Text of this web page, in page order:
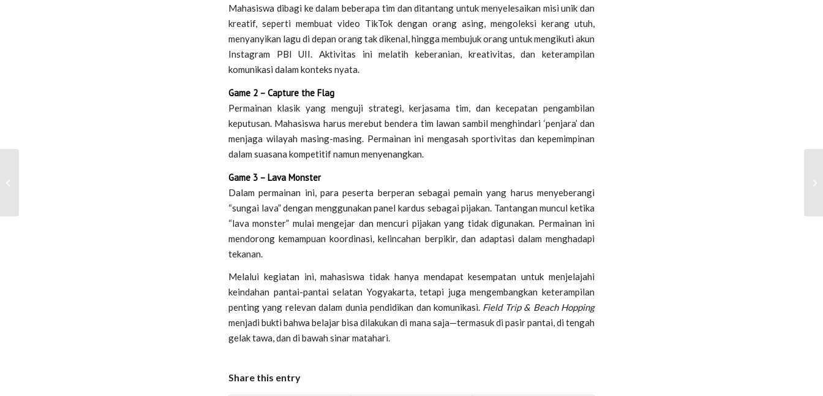
Mahasiswa dibagi ke dalam beberapa tim dan ditantang untuk menyelesaikan misi unik dan
kreatif, seperti membuat video TikTok dengan orang asing, mengoleksi kerang utuh,
menyanyikan lagu di depan orang tak dikenal, hingga membujuk orang untuk mengikuti akun
Instagram PBI UII. Aktivitas ini melatih keberanian, kreativitas, dan keterampilan
komunikasi dalam konteks nyata.
Game 2 – Capture the Flag
Permainan klasik yang menguji strategi, kerjasama tim, dan kecepatan pengambilan
keputusan. Mahasiswa harus merebut bendera tim lawan sambil menghindari ‘penjara’ dan
menjaga wilayah masing-masing. Permainan ini mengasah sportivitas dan kepemimpinan
dalam suasana kompetitif namun menyenangkan.
Game 3 – Lava Monster
Dalam permainan ini, para peserta berperan sebagai pemain yang harus menyeberangi
“sungai lava” dengan menggunakan panel kardus sebagai pijakan. Tantangan muncul ketika
“lava monster” mulai mengejar dan mencuri pijakan yang tidak digunakan. Permainan ini
mendorong kemampuan koordinasi, kelincahan berpikir, dan adaptasi dalam menghadapi
tekanan.
Melalui kegiatan ini, mahasiswa tidak hanya mendapat kesempatan untuk menjelajahi
keindahan pantai-pantai selatan Yogyakarta, tetapi juga mengembangkan keterampilan
penting yang relevan dalam dunia pendidikan dan komunikasi. Field Trip & Beach Hopping
menjadi bukti bahwa belajar bisa dilakukan di mana saja—termasuk di pasir pantai, di tengah
gelak tawa, dan di bawah sinar matahari.
Share this entry